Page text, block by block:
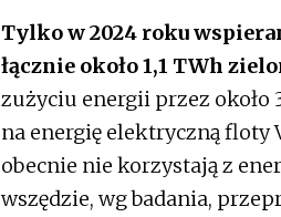
Tylko w 2024 roku
łącznie około 1,1 TWh
zużyciu energii przez
na energię elektryczną floty
obecnie nie korzystają z
wszędzie, wg badania,